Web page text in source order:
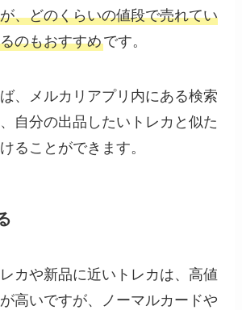
、どのくらいの値段で売れてい
のもおすすめです。
、メルカリアプリ内にある検索
自分の出品したいトレカと似た
ることができます。
カや新品に近いトレカは、高値
高いですが、ノーマルカードや